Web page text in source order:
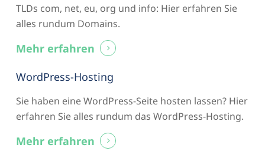
TLDs com, net, eu, org und info: Hier erfahren Sie
alles rundum Domains.
Mehr erfahren
WordPress-Hosting
Sie haben eine WordPress-Seite hosten lassen? Hier
erfahren Sie alles rundum das WordPress-Hosting.
Mehr erfahren